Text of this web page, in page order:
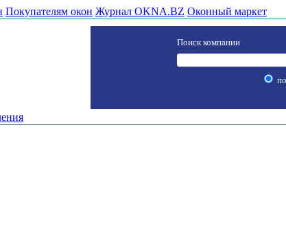
Покупателям окон Журнал OKNA.BZ Оконный маркет
Поиск компании